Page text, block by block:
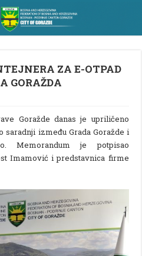
ZA E-OTPAD
GORAŽDA
Goražde danas je upriličeno
saradnji između Grada Goražde i
Memorandum je potpisao
Imamović i predstavnica firme